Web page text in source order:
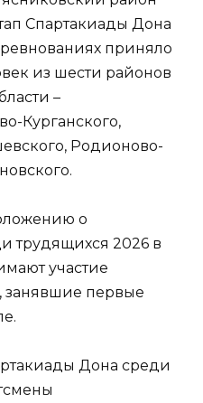
Спартакиады Дона
приняло
из шести районов
–
Курганского,
Родионово-
о
трудящихся 2026 в
участие
занявшие первые
Дона среди